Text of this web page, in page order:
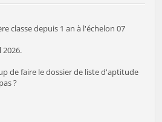
classe depuis 1 an à l'échelon 07
2026.
de faire le dossier de liste d'aptitude
?